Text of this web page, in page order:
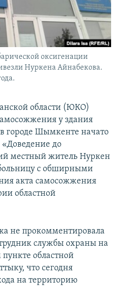
оксигенации
Нуркена Айнабекова.
области (ЮКО)
у здания
городе Шымкенте начато
«Доведение до
местный житель Нуркен
с обширными
акта самосожжения
областной
не прокомментировала
службы охраны на
областной
что сегодня
на территорию